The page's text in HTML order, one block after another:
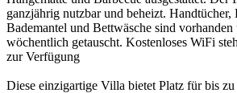
ganzjährig nutzbar und beheizt. Handtücher,
Bademantel und Bettwäsche sind
wöchentlich getauscht. Kostenloses WiFi
zur Verfügung
Diese einzigartige Villa bietet Platz für bis zu